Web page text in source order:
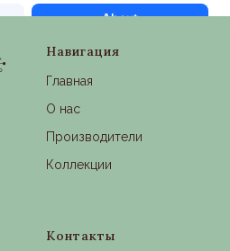
Навигация
Главная
О нас
Производители
Коллекции
Контакты